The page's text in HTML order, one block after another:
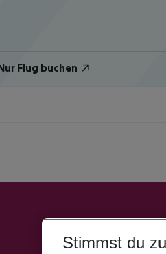
Flug buchen
Stimmst du